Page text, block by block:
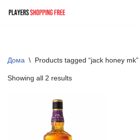
Дома \ Products tagged “jack honey mk”
Showing all 2 results